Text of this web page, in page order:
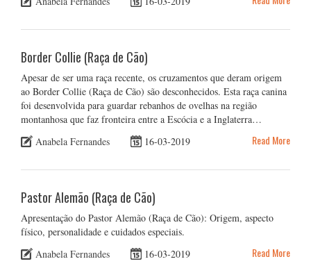
Border Collie (Raça de Cão)
Apesar de ser uma raça recente, os cruzamentos que deram origem
ao Border Collie (Raça de Cão) são desconhecidos. Esta raça canina
foi desenvolvida para guardar rebanhos de ovelhas na região
montanhosa que faz fronteira entre a Escócia e a Inglaterra…
Anabela Fernandes
16-03-2019 Read More
Pastor Alemão (Raça de Cão)
Apresentação do Pastor Alemão (Raça de Cão): Origem, aspecto
físico, personalidade e cuidados especiais.
Anabela Fernandes
16-03-2019 Read More